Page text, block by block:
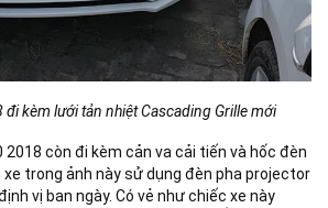
kèm lưới tản nhiệt Cascading Grille mới
2018 còn đi kèm cản va cải tiến và hốc đèn
trong ảnh này sử dụng đèn pha projector
vị ban ngày. Có vẻ như chiếc xe này